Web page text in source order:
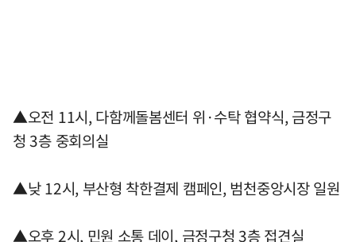
▲오전 11시, 다함께돌봄센터 위·수탁 협약식, 금정구
청 3층 중회의실
▲낮 12시, 부산형 착한결제 캠페인, 범천중앙시장 일원
▲오후 2시, 민원 소통 데이, 금정구청 3층 접견실